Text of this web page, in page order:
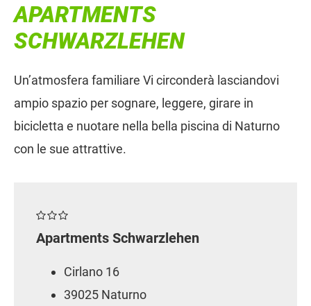
APARTMENTS
SCHWARZLEHEN
Un’atmosfera familiare Vi circonderà lasciandovi
ampio spazio per sognare, leggere, girare in
bicicletta e nuotare nella bella piscina di Naturno
con le sue attrattive.
Apartments Schwarzlehen
Cirlano 16
39025 Naturno